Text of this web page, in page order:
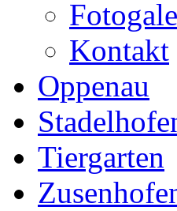
Kontakt
Oppenau
Tiergarten